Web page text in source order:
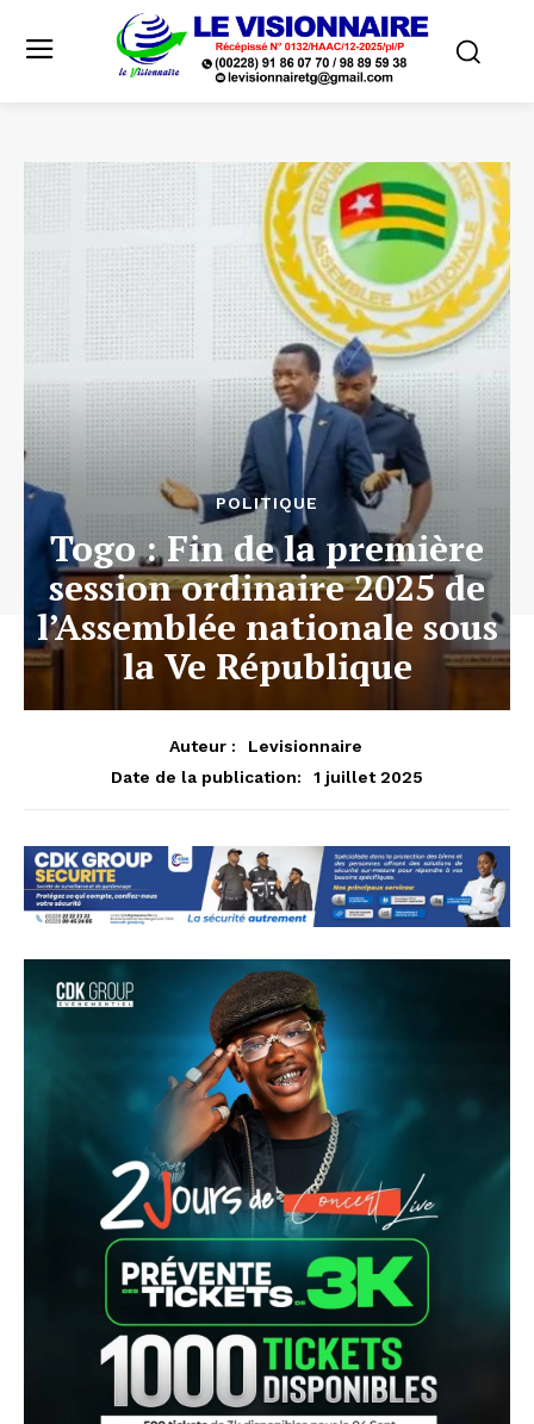
POLITIQUE
Togo : Fin de la première
session ordinaire 2025 de
l’Assemblée nationale sous
la Ve République
Auteur :
Levisionnaire
Date de la publication:
1 juillet 2025